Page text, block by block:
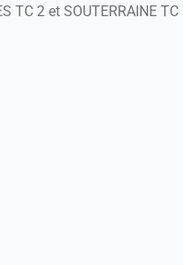
TC 2 et SOUTERRAINE TC